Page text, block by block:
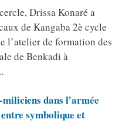
Drissa Konaré a
de Kangaba 2è cycle
l’atelier de formation des
de Benkadi à
dans l’armée
symbolique et